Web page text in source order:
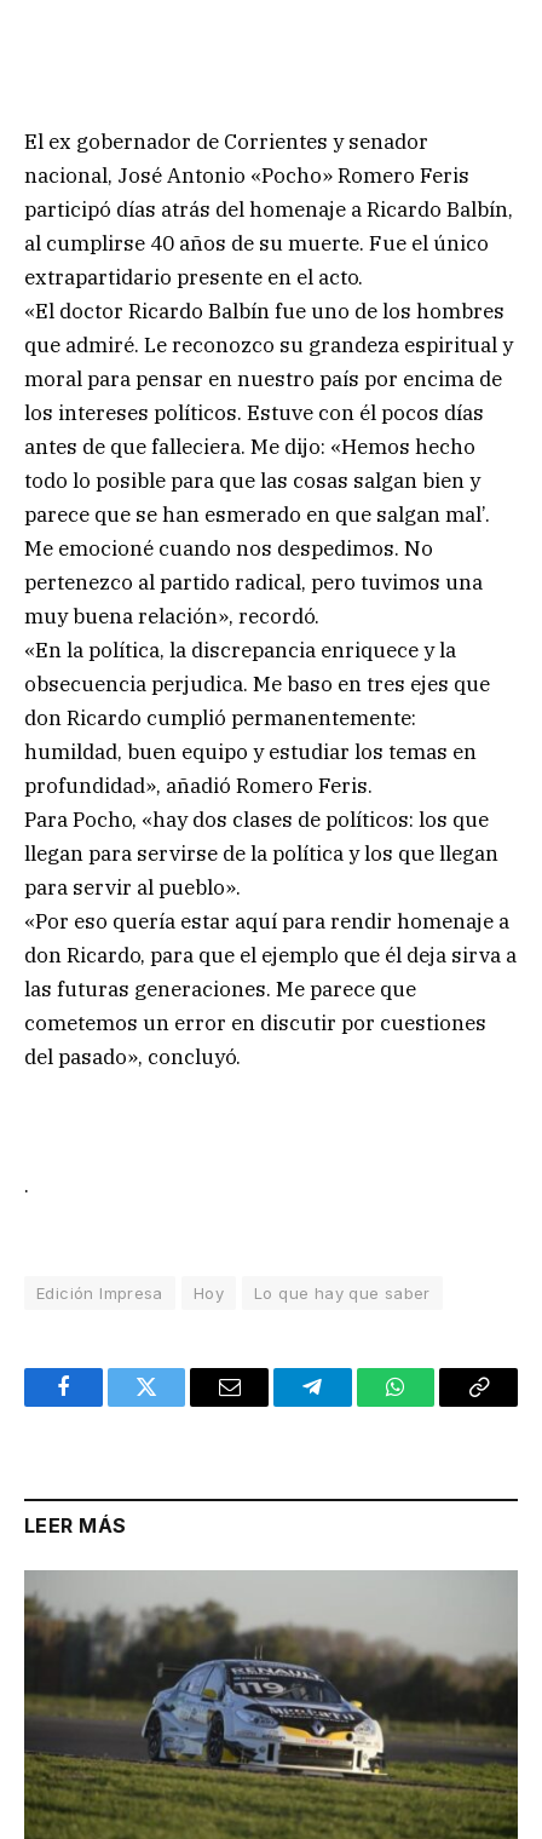
El ex gobernador de Corrientes y senador
nacional, José Antonio «Pocho» Romero Feris
participó días atrás del homenaje a Ricardo Balbín,
al cumplirse 40 años de su muerte. Fue el único
extrapartidario presente en el acto.
«El doctor Ricardo Balbín fue uno de los hombres
que admiré. Le reconozco su grandeza espiritual y
moral para pensar en nuestro país por encima de
los intereses políticos. Estuve con él pocos días
antes de que falleciera. Me dijo: «Hemos hecho
todo lo posible para que las cosas salgan bien y
parece que se han esmerado en que salgan mal’.
Me emocioné cuando nos despedimos. No
pertenezco al partido radical, pero tuvimos una
muy buena relación», recordó.
«En la política, la discrepancia enriquece y la
obsecuencia perjudica. Me baso en tres ejes que
don Ricardo cumplió permanentemente:
humildad, buen equipo y estudiar los temas en
profundidad», añadió Romero Feris.
Para Pocho, «hay dos clases de políticos: los que
llegan para servirse de la política y los que llegan
para servir al pueblo».
«Por eso quería estar aquí para rendir homenaje a
don Ricardo, para que el ejemplo que él deja sirva a
las futuras generaciones. Me parece que
cometemos un error en discutir por cuestiones
del pasado», concluyó.
.
Edición Impresa Hoy Lo que hay que saber
FacebookTwitter Email TelegramWhatsAppCopy
LEER MÁS